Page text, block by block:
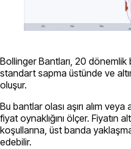
Bollinger Bantları, 20
standart sapma üstünde ve
oluşur.
Bu bantlar olası aşırı alım veya
fiyat oynaklığını ölçer. Fiyatın
koşullarına, üst banda
edebilir.